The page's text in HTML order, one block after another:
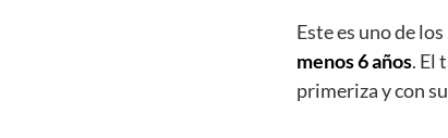
Este es uno de
menos 6 años. El
primeriza y con